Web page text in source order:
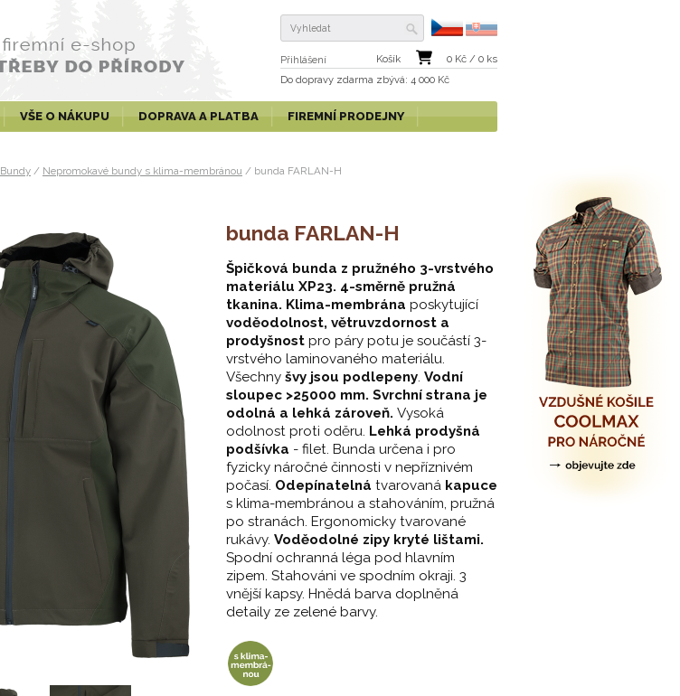
Přihlášení Košík 0Kč / 0ks
Do dopravy zdarma zbývá: 4 000 Kč
VŠE O NÁKUPU DOPRAVA A PLATBA FIREMNÍ PRODEJNY
Bundy / Nepromokavé bundy s klima-membránou / bunda FARLAN-H
bunda FARLAN-H
Špičková bunda z pružného 3-vrstvého
materiálu XP23. 4-směrně pružná
tkanina. Klima-membrána poskytující
voděodolnost, větruvzdornost a
prodyšnost pro páry potu je součástí 3-
vrstvého laminovaného materiálu.
Všechny švy jsou podlepeny. Vodní
sloupec >25000 mm. Svrchní strana je
odolná a lehká zároveň. Vysoká
odolnost proti oděru. Lehká prodyšná
podšívka - filet. Bunda určena i pro
fyzicky náročné činnosti v nepříznivém
počasí. Odepínatelná tvarovaná kapuce
s klima-membránou a stahováním, pružná
po stranách. Ergonomicky tvarované
rukávy. Voděodolné zipy kryté lištami.
Spodní ochranná léga pod hlavním
zipem. Stahováni ve spodním okraji. 3
vnější kapsy. Hnědá barva doplněná
detaily ze zelené barvy.